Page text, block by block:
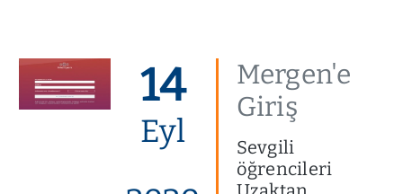
14
Eyl
Mergen'e
Giriş
Sevgili
öğrencileri